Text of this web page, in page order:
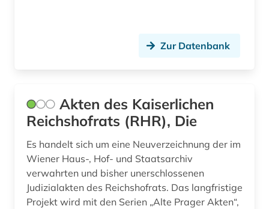
deutschland <deutsches reich> (1)
deutschland <östliche länder> (1)
deutschland. bundesarbeitsgericht (1)
deutschland. bundesrat (1)
deutschland. bundeswehr (1)
deutschland. deutscher bundestag (1)
Zur Datenbank
Akten des Kaiserlichen
Reichshofrats (RHR), Die
Es handelt sich um eine Neuverzeichnung der im
Wiener Haus-, Hof- und Staatsarchiv
verwahrten und bisher unerschlossenen
Judizialakten des Reichshofrats. Das langfristige
Projekt wird mit den Serien „Alte Prager Akten“,